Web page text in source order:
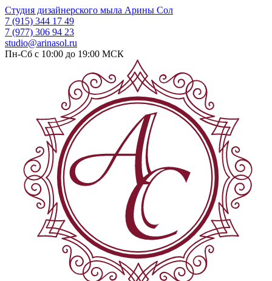
Студия дизайнерского мыла Арины Сол
7 (915) 344 17 49
7 (977) 306 94 23
studio@arinasol.ru
Пн-Сб с 10:00 до 19:00 МСК